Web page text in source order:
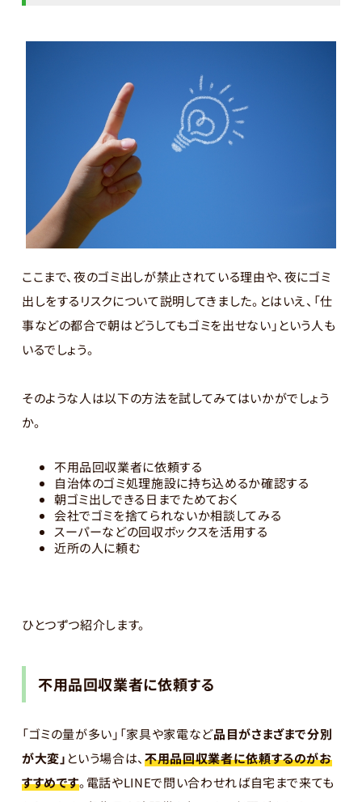
ここまで、夜のゴミ出しが禁止されている理由や、夜にゴミ
出しをするリスクについて説明してきました。とはいえ、「仕
事などの都合で朝はどうしてもゴミを出せない」という人も
いるでしょう。
そのような人は以下の方法を試してみてはいかがでしょう
か。
不用品回収業者に依頼する
自治体のゴミ処理施設に持ち込めるか確認する
朝ゴミ出しできる日までためておく
会社でゴミを捨てられないか相談してみる
スーパーなどの回収ボックスを活用する
近所の人に頼む
ひとつずつ紹介します。
不用品回収業者に依頼する
「ゴミの量が多い」「家具や家電など品目がさまざまで分別
が大変」 という場合は、不用品回収業者に依頼するのがお
すすめです。電話やLINEで問い合わせれば自宅まで来ても